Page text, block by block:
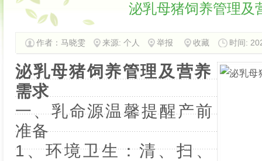
泌乳母猪饲养管理及
作者：马晓雯 来源: 个人 举报 收藏 时间:
小
泌乳母猪饲养管理及营养
需求
一、乳命源温馨提醒产前
准备
1、环境卫生：清、扫、